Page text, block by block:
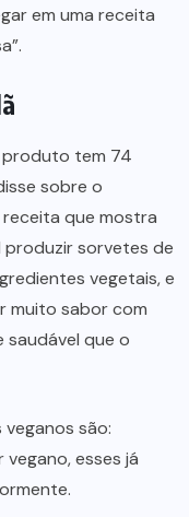
em uma receita
produto tem 74
sobre o
receita que mostra
produzir sorvetes de
vegetais, e
muito sabor com
que o
são:
vegano, esses já